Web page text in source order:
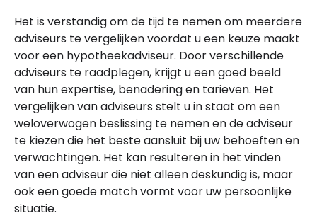
Het is verstandig om de tijd te nemen om meerdere
adviseurs te vergelijken voordat u een keuze maakt
voor een hypotheekadviseur. Door verschillende
adviseurs te raadplegen, krijgt u een goed beeld
van hun expertise, benadering en tarieven. Het
vergelijken van adviseurs stelt u in staat om een
weloverwogen beslissing te nemen en de adviseur
te kiezen die het beste aansluit bij uw behoeften en
verwachtingen. Het kan resulteren in het vinden
van een adviseur die niet alleen deskundig is, maar
ook een goede match vormt voor uw persoonlijke
situatie.